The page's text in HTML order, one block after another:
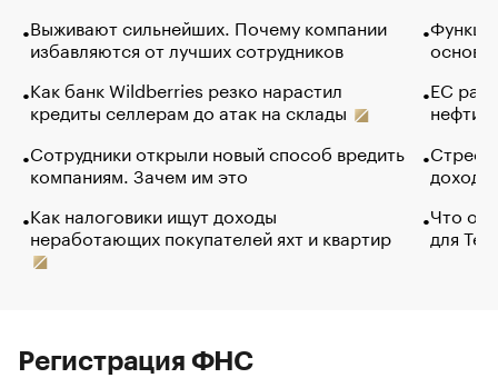
Выживают сильнейших. Почему компании
избавляются от лучших сотрудников
Как банк Wildberries резко нарастил
кредиты селлерам до атак на склады
Сотрудники открыли новый способ вредить
компаниям. Зачем им это
Как налоговики ищут доходы
неработающих покупателей яхт и квартир
основ
ЕС
нефти
Что
для
Регистрация ФНС